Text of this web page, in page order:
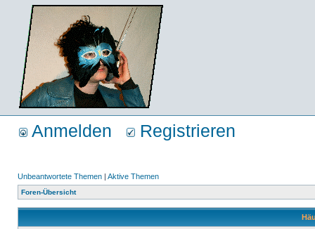
Anmelden Registrieren
Unbeantwortete Themen | Aktive Themen
Foren-Übersicht